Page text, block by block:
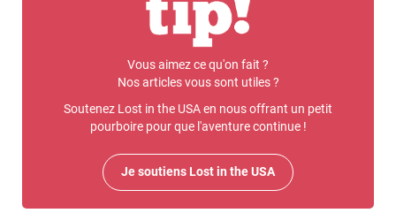
Vous aimez ce qu'on fait ?
Nos articles vous sont utiles ?
Soutenez Lost in the USA en nous offrant un petit
pourboire pour que l'aventure continue !
Je soutiens Lost in the USA